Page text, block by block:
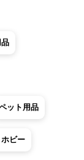
ット用品
ビー